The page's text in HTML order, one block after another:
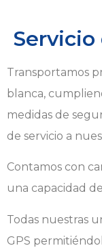
Servicio
Transportamos
blanca,
medidas de
de servicio a
Contamos con
una capacidad
Todas nuestras
GPS